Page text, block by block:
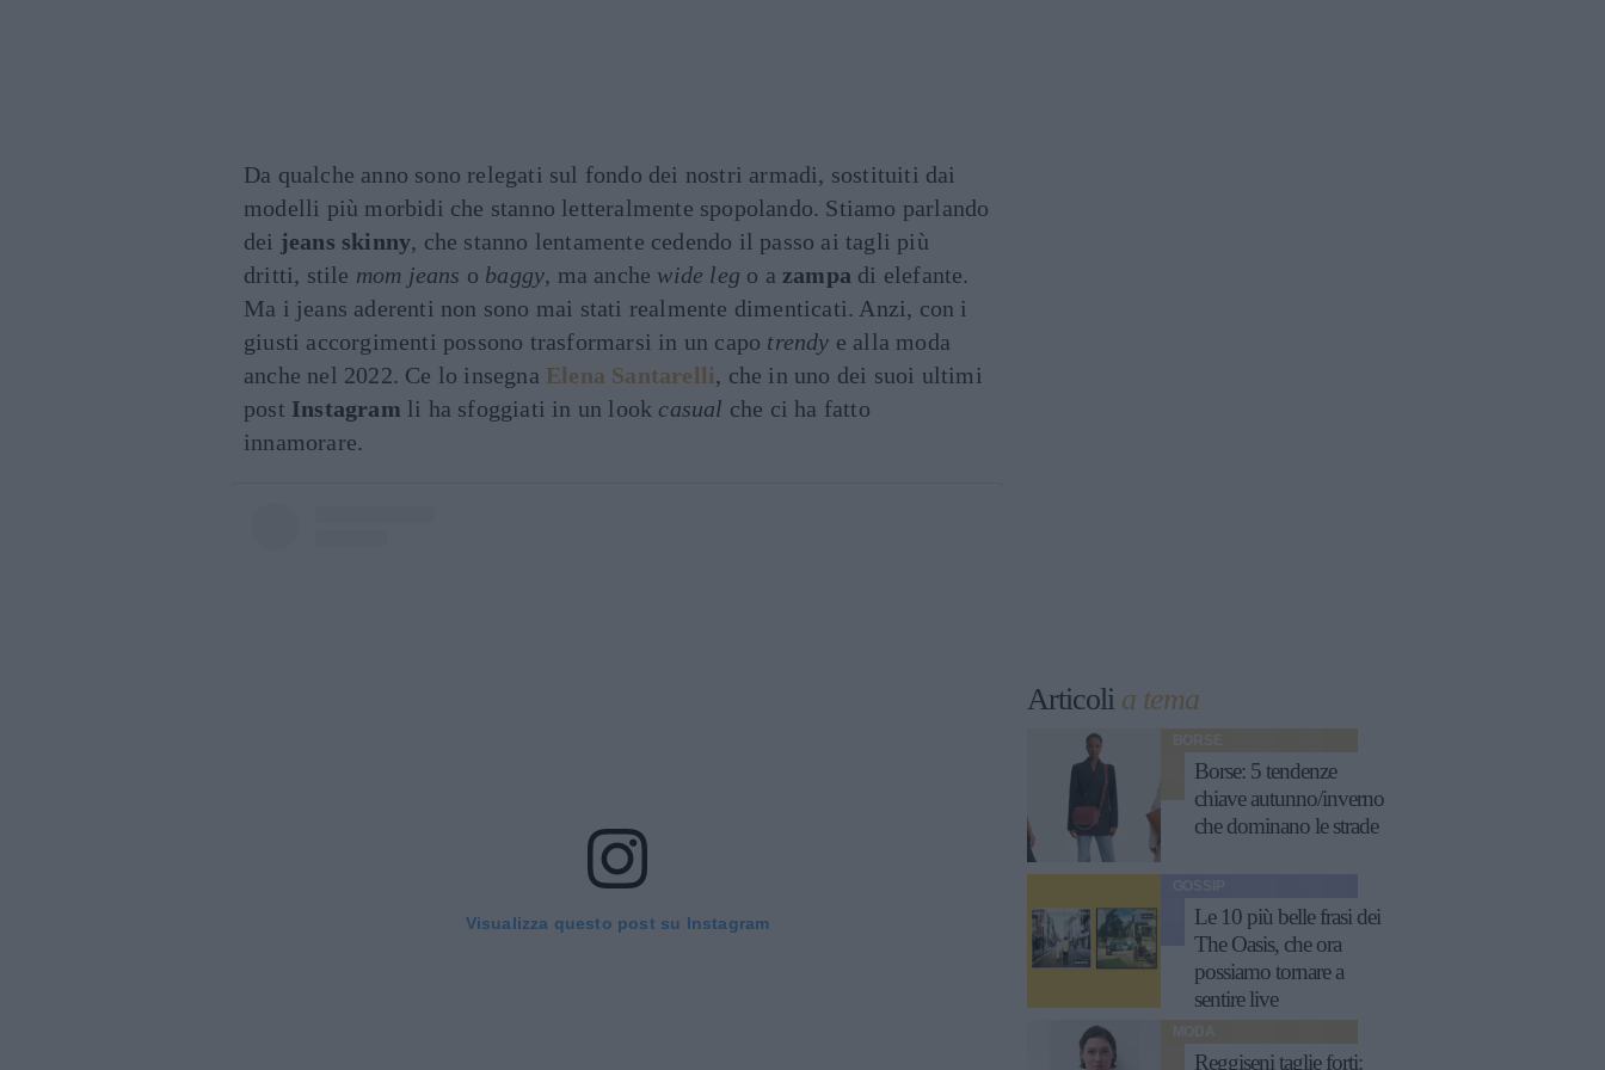
Da qualche anno sono relegati sul fondo dei nostri armadi, sostituiti dai
modelli più morbidi che stanno letteralmente spopolando. Stiamo parlando
dei jeans skinny, che stanno lentamente cedendo il passo ai tagli più
dritti, stile mom jeans o baggy, ma anche wide leg o a zampa di elefante.
Ma i jeans aderenti non sono mai stati realmente dimenticati. Anzi, con i
giusti accorgimenti possono trasformarsi in un capo trendy e alla moda
anche nel 2022. Ce lo insegna Elena Santarelli, che in uno dei suoi ultimi
post Instagram li ha sfoggiati in un look casual che ci ha fatto
innamorare.
Visualizza questo post su Instagram
Articoli a tema
BORSE
Borse: 5 tendenze
chiave autunno/inverno
che dominano le strade
Le 10 più belle frasi dei
The Oasis, che ora
possiamo tornare a
sentire live
MODA
Reggiseni taglie forti: